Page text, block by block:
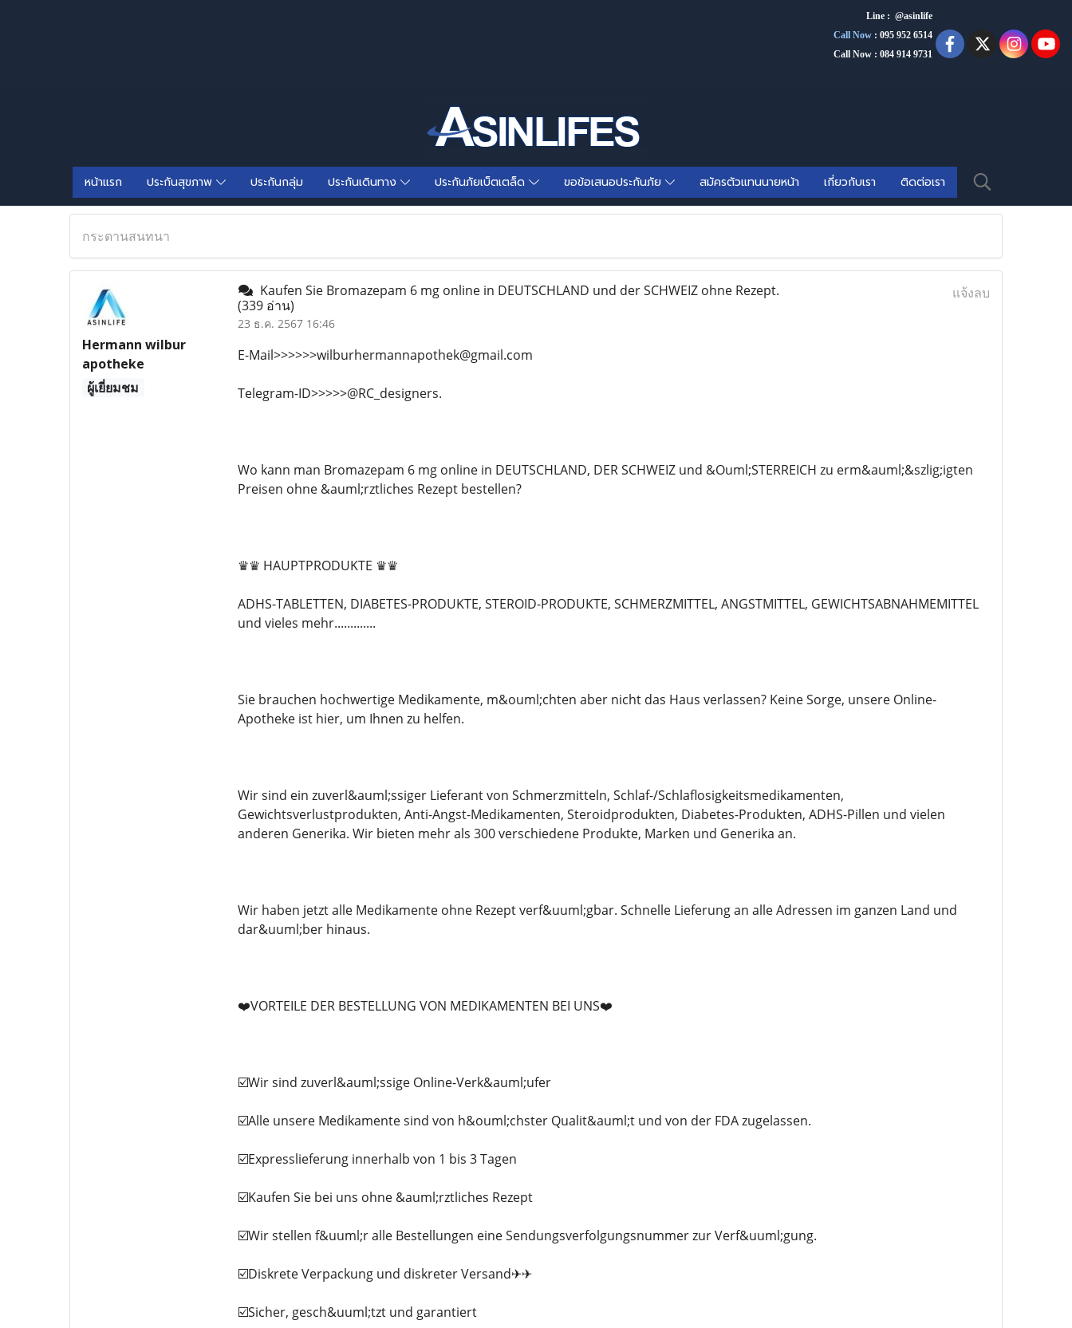
Line : @asinlife
Call Now : 095 952 6514
Call Now : 084 914 9731
หน้าแรก ประกันสุขภาพ ประกันกลุ่ม ประกันเดินทาง ประกันภัยเบ็ตเตล็ด ขอข้อเสนอประกันภัย สมัครตัวแทนนายหน้า เกี่ยวกับเรา ติดต่อเรา
กระดานสนทนา
Hermann wilbur
apotheke
ผู้เยี่ยมชม
Kaufen Sie Bromazepam 6 mg online in DEUTSCHLAND und der SCHWEIZ ohne Rezept.
(339 อ่าน)
23 ธ.ค. 2567 16:46
แจ้งลบ
E-Mail>>>>>>wilburhermannapothek@gmail.com
Telegram-ID>>>>>@RC_designers.
Wo kann man Bromazepam 6 mg online in DEUTSCHLAND, DER SCHWEIZ und &Ouml;STERREICH zu erm&auml;&szlig;igten
Preisen ohne &auml;rztliches Rezept bestellen?
♛♛ HAUPTPRODUKTE ♛♛
ADHS-TABLETTEN, DIABETES-PRODUKTE, STEROID-PRODUKTE, SCHMERZMITTEL, ANGSTMITTEL, GEWICHTSABNAHMEMITTEL
und vieles mehr.............
Sie brauchen hochwertige Medikamente, m&ouml;chten aber nicht das Haus verlassen? Keine Sorge, unsere Online-
Apotheke ist hier, um Ihnen zu helfen.
Wir sind ein zuverl&auml;ssiger Lieferant von Schmerzmitteln, Schlaf-/Schlaflosigkeitsmedikamenten,
Gewichtsverlustprodukten, Anti-Angst-Medikamenten, Steroidprodukten, Diabetes-Produkten, ADHS-Pillen und vielen
anderen Generika. Wir bieten mehr als 300 verschiedene Produkte, Marken und Generika an.
Wir haben jetzt alle Medikamente ohne Rezept verf&uuml;gbar. Schnelle Lieferung an alle Adressen im ganzen Land und
dar&uuml;ber hinaus.
❤️VORTEILE DER BESTELLUNG VON MEDIKAMENTEN BEI UNS❤️
☑️Wir sind zuverl&auml;ssige Online-Verk&auml;ufer
☑️Alle unsere Medikamente sind von h&ouml;chster Qualit&auml;t und von der FDA zugelassen.
☑️Expresslieferung innerhalb von 1 bis 3 Tagen
☑️Kaufen Sie bei uns ohne &auml;rztliches Rezept
☑️Wir stellen f&uuml;r alle Bestellungen eine Sendungsverfolgungsnummer zur Verf&uuml;gung.
☑️Diskrete Verpackung und diskreter Versand✈✈
☑️Sicher, gesch&uuml;tzt und garantiert